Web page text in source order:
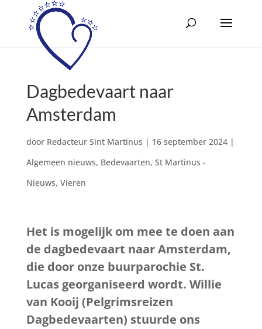
Dagbedevaart naar
Amsterdam
door Redacteur Sint Martinus | 16 september 2024|
Algemeen nieuws, Bedevaarten, St Martinus -
Nieuws, Vieren
Het is mogelijk om mee te doen aan
de dagbedevaart naar Amsterdam,
die door onze buurparochie St.
Lucas georganiseerd wordt. Willie
van Kooij (Pelgrimsreizen
Dagbedevaarten) stuurde ons